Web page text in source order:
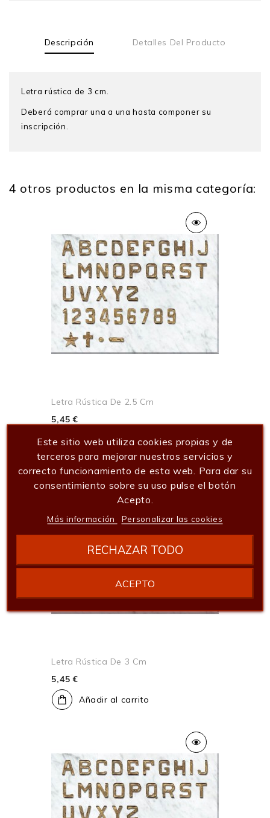
Descripción Detalles Del Producto
Letra rústica de 3 cm.
Deberá comprar una a una hasta componer su
inscripción.
4 otros productos en la misma categoría:
Letra Rústica De 2.5 Cm
5,45 €
Añadir al carrito
Letra Rústica De 3 Cm
5,45 €
Añadir al carrito
Este sitio web utiliza cookies propias y de
terceros para mejorar nuestros servicios y
correcto funcionamiento de esta web. Para dar su
consentimiento sobre su uso pulse el botón
Acepto.
Más información Personalizar las cookies
RECHAZAR TODO
ACEPTO